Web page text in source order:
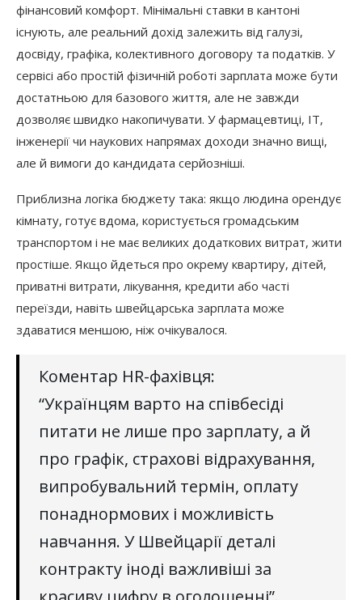
фінансовий комфорт. Мінімальні ставки в кантоні
існують, але реальний дохід залежить від галузі,
досвіду, графіка, колективного договору та податків. У
сервісі або простій фізичній роботі зарплата може бути
достатньою для базового життя, але не завжди
дозволяє швидко накопичувати. У фармацевтиці, IT,
інженерії чи наукових напрямах доходи значно вищі,
але й вимоги до кандидата серйозніші.
Приблизна логіка бюджету така: якщо людина орендує
кімнату, готує вдома, користується громадським
транспортом і не має великих додаткових витрат, жити
простіше. Якщо йдеться про окрему квартиру, дітей,
приватні витрати, лікування, кредити або часті
переїзди, навіть швейцарська зарплата може
здаватися меншою, ніж очікувалося.
Коментар HR-фахівця:
“Українцям варто на співбесіді
питати не лише про зарплату, а й
про графік, страхові відрахування,
випробувальний термін, оплату
понаднормових і можливість
навчання. У Швейцарії деталі
контракту іноді важливіші за